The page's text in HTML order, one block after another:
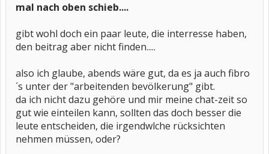
mal nach oben schieb....
gibt wohl doch ein paar leute, die interresse haben,
den beitrag aber nicht finden.....
also ich glaube, abends wäre gut, da es ja auch fibro
´s unter der "arbeitenden bevölkerung" gibt.
da ich nicht dazu gehöre und mir meine chat-zeit so
gut wie einteilen kann, sollten das doch besser die
leute entscheiden, die irgendwlche rücksichten
nehmen müssen, oder?